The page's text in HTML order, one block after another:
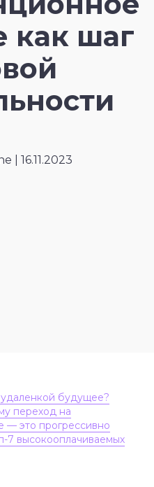
как шаг
| 16.11.2023
будущее?
переход на
— это прогрессивно
7 высокооплачиваемых